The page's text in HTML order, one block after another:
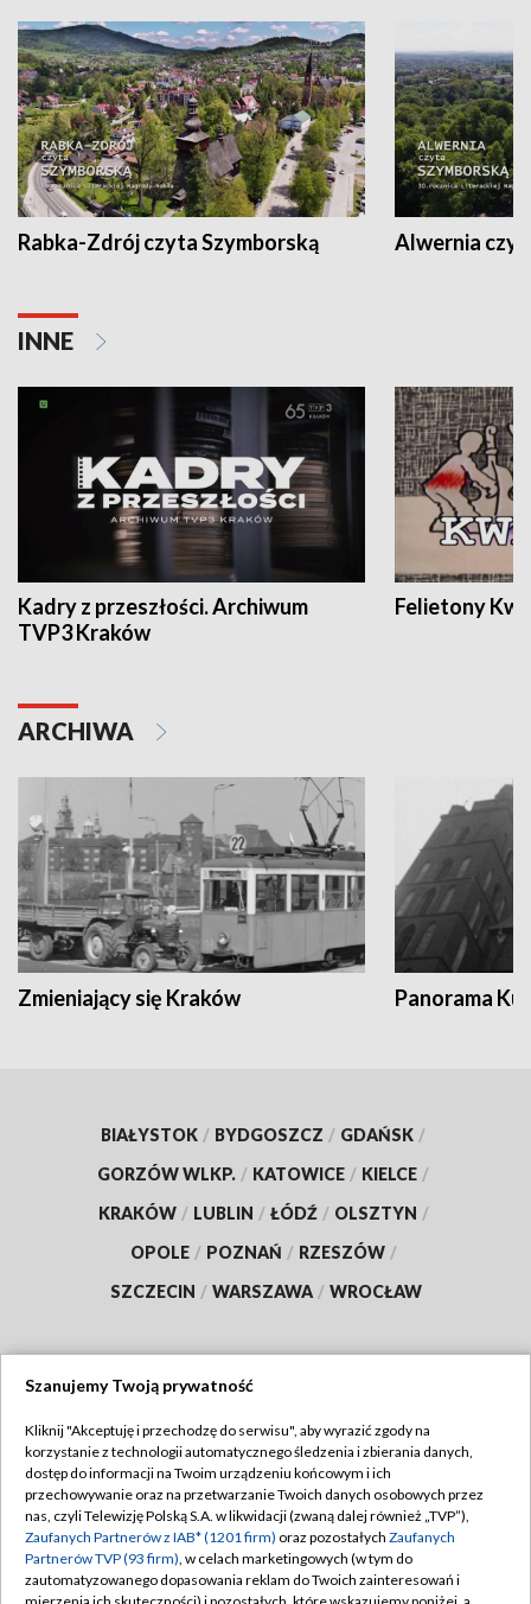
Rabka-Zdrój czyta Szymborską Alwernia
INNE
Kadry z przeszłości. Archiwum
TVP3 Kraków
Felietony
ARCHIWA
Zmieniający się Kraków Panorama
BIAŁYSTOK / BYDGOSZCZ / GDAŃSK /
GORZÓW WLKP. / KATOWICE / KIELCE /
KRAKÓW / LUBLIN / ŁÓDŹ / OLSZTYN /
OPOLE / POZNAŃ / RZESZÓW /
SZCZECIN / WARSZAWA / WROCŁAW
TVP
Abonament TVP
Emisja w TVP
Centrum informacji TVP
Regulamin TVP
Polityka prywatności
Moje zgody
Szanujemy Twoją prywatność
Kliknij "Akceptuję i przechodzę do serwisu", aby wyrazić zgody na
korzystanie z technologii automatycznego śledzenia i zbierania danych,
dostęp do informacji na Twoim urządzeniu końcowym i ich
przechowywanie oraz na przetwarzanie Twoich danych osobowych przez
nas, czyli Telewizję Polską S.A. w likwidacji (zwaną dalej również „TVP”),
Zaufanych Partnerów z IAB* (1201 firm) oraz pozostałych Zaufanych
Partnerów TVP (93 firm), w celach marketingowych (w tym do
zautomatyzowanego dopasowania reklam do Twoich zainteresowań i